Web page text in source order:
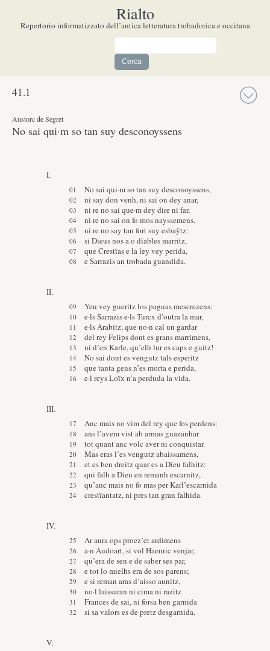
Rialto
Repertorio informatizzato dell’antica letteratura trobadorica e occitana
41.1
Austorc de Segret
No sai qui·m so tan suy desconoyssens
I.
No sai qui·m so tan suy desconoyssens,
ni say don venh, ni sai on dey anar,
ni re no sai que·m dey dire ni far,
ni re no sai on fo mos nayssemens,
ni re no say tan fort suy esbaÿtz:
si Dieus nos a o dïables marritz,
que Crestïas e la ley vey perida,
e Sarrazis an trobada guandida.
II.
Yeu vey gueritz los paguas mescrezens:
e·ls Sarrazis e·ls Turcx d’outra la mar,
e·ls Arabitz, que no·n cal un gardar
del rey Felips dont es grans marrimens,
ni d’en Karle, qu’elh lur es caps e guitz!
No sai dont es vengutz tals esperitz
que tanta gens n’es morta e perida,
e·l reys Loïx n’a perduda la vida.
III.
Anc mais no vim del rey que fos perdens:
ans l’avem vist ab armas guazanhar
tot quant anc volc aver ni conquistar.
Mas eras l’es vengutz abaissamens,
et es ben dreitz quar es a Dieu falhitz:
qui falh a Dieu en remanh escarnitz,
qu’anc mais no fo mas per Karl’escarnida
crestïantatz, ni pres tan gran falhida.
IV.
Ar aura ops proez’et ardimens
a·n Audoart, si vol Haenric venjar,
qu’era de sen e de saber ses par,
e tot lo mielhs era de sos parens;
e si reman aras d’aisso aunitz,
no·l laissaran ni cima ni razitz
Frances de sai, ni forsa ben garnida
si sa valors es de pretz desgarnida.
V.